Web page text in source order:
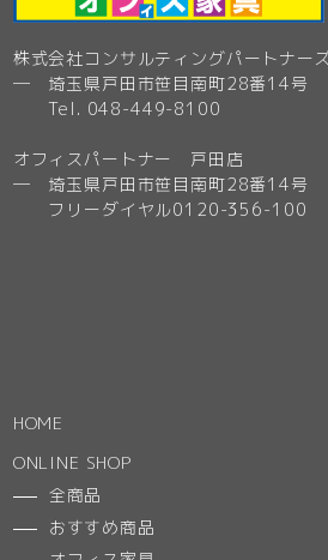
株式会社コンサルティングパートナー
─ 埼玉県戸田市笹目南町28番14号
Tel. 048-449-8100
オフィスパートナー 戸田店
─ 埼玉県戸田市笹目南町28番14号
フリーダイヤル0120-356-100
HOME
ONLINE SHOP
全商品
おすすめ商品